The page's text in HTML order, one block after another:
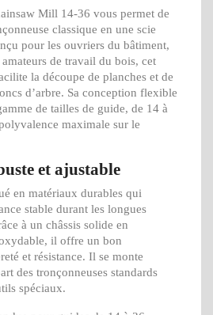
Mill 14-36 vous permet de
classique en une scie
pour les ouvriers du bâtiment,
de travail du bois, cet
la découpe de planches et de
d’arbre. Sa conception flexible
de tailles de guide, de 14 à
maximale sur le
et ajustable
en matériaux durables qui
stable durant les longues
à un châssis solide en
il offre un bon
et résistance. Il se monte
des tronçonneuses standards
spéciaux.